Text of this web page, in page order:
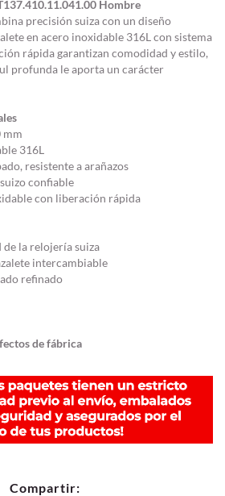
Hombre
precisión suiza con un diseño
en acero inoxidable 316L con sistema
rápida garantizan comodidad y estilo,
profunda le aporta un carácter
mm
316L
resistente a arañazos
confiable
con liberación rápida
la relojería suiza
intercambiable
refinado
de fábrica
Compartir: